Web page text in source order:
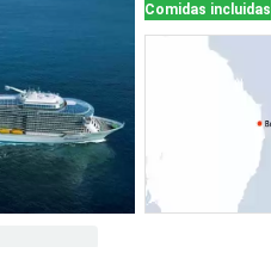
Comidas incluidas